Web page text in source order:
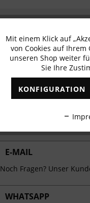
✓ Exklusive
E-MAIL
Noch Fragen? Unser
WHATSAPP
Funktionale
Marketing
Tracking
Personalisierung
Service
Mit einem Klick auf
von Cookies auf
unseren Shop weiter
Sie Ihre
KONFIGURATION